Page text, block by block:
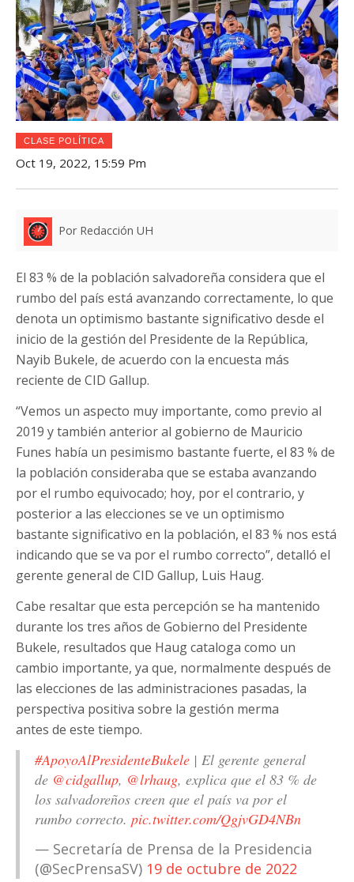
CLASE POLÍTICA
Oct 19, 2022, 15:59 Pm
Por Redacción UH
El 83 % de la población salvadoreña considera que el
rumbo del país está avanzando correctamente, lo que
denota un optimismo bastante significativo desde el
inicio de la gestión del Presidente de la República,
Nayib Bukele, de acuerdo con la encuesta más
reciente de CID Gallup.
“Vemos un aspecto muy importante, como previo al
2019 y también anterior al gobierno de Mauricio
Funes había un pesimismo bastante fuerte, el 83 % de
la población consideraba que se estaba avanzando
por el rumbo equivocado; hoy, por el contrario, y
posterior a las elecciones se ve un optimismo
bastante significativo en la población, el 83 % nos está
indicando que se va por el rumbo correcto”, detalló el
gerente general de CID Gallup, Luis Haug.
Cabe resaltar que esta percepción se ha mantenido
durante los tres años de Gobierno del Presidente
Bukele, resultados que Haug cataloga como un
cambio importante, ya que, normalmente después de
las elecciones de las administraciones pasadas, la
perspectiva positiva sobre la gestión merma
antes de este tiempo.
#ApoyoAlPresidenteBukele | El gerente general
de @cidgallup, @lrhaug, explica que el 83 % de
los salvadoreños creen que el país va por el
rumbo correcto. pic.twitter.com/QgjvGD4NBn
— Secretaría de Prensa de la Presidencia
(@SecPrensaSV) 19 de octubre de 2022